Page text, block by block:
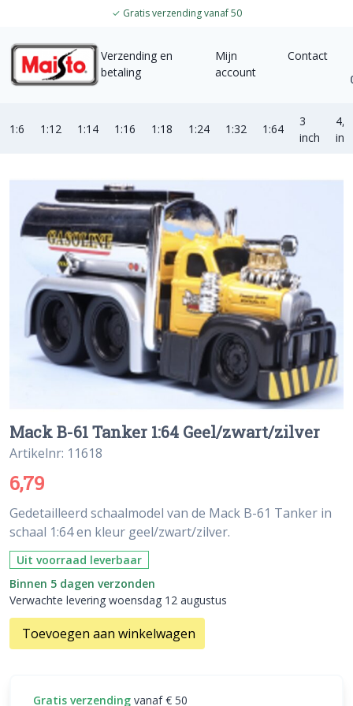
✓ Gratis verzending vanaf 50
Verzending en
betaling
Mijn
account
Contact
1:6 1:12 1:14 1:16 1:18 1:24 1:32 1:64
3
inch
4,5
Mack B-61 Tanker 1:64 Geel/zwart/zilver
Artikelnr: 11618
6,79
Gedetailleerd schaalmodel van de Mack B-61 Tanker in
schaal 1:64 en kleur geel/zwart/zilver.
Uit voorraad leverbaar
Binnen 5 dagen verzonden
Verwachte levering woensdag 12 augustus
Toevoegen aan winkelwagen
Gratis verzending vanaf € 50